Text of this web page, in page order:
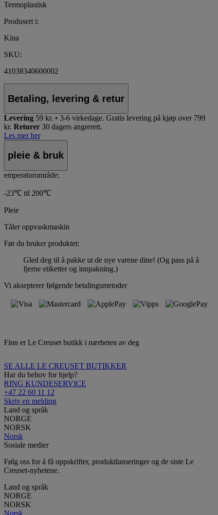
Termoplastisk
Produsert i:
Kina
SKU:
41038340600002
Betaling, levering & retur
Levering 59 kr. • 3-6 virkedage. Gratis levering på kjøp over 799
kr. Returer 30 dagers angrerett.
Les mer her
pleie & bruk
emperaturområde:
-23℃ til 200℃
Pleie
Tåler oppvaskmaskin
Før du bruker produktet:
Gled deg til å pakke ut de nye varene dine! (Og pass på å
fjerne etiketter og innpakning.)
Vi aksepterer følgende betalingsmetoder
Finn er Le Creuset butikk i nærheten av deg
SE ALLE LE CREUSET BUTIKKER
Har du behov for hjelp?
RING KUNDESERVICE
+47 22 60 11 12
Skriv en melding
Land og språk
NORGE
NORSK
Norsk
Sosiale medier
Følg oss for å få oppskrifter, produktlanseringer og de siste Le
Creuset-nyhetene.
Land og språk
NORGE
NORSK
Norsk